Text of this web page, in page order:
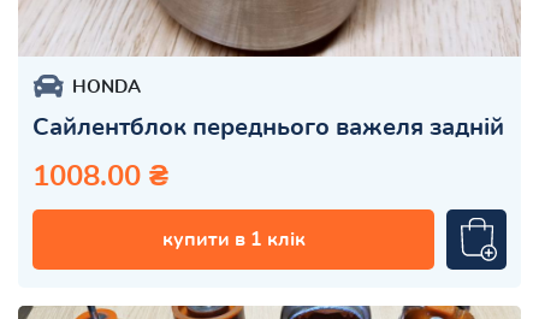
HONDA
Сайлентблок переднього важеля задній
1008.00 ₴
купити в 1 клік